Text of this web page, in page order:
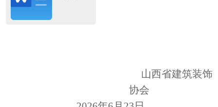
山西省建筑装饰
协会